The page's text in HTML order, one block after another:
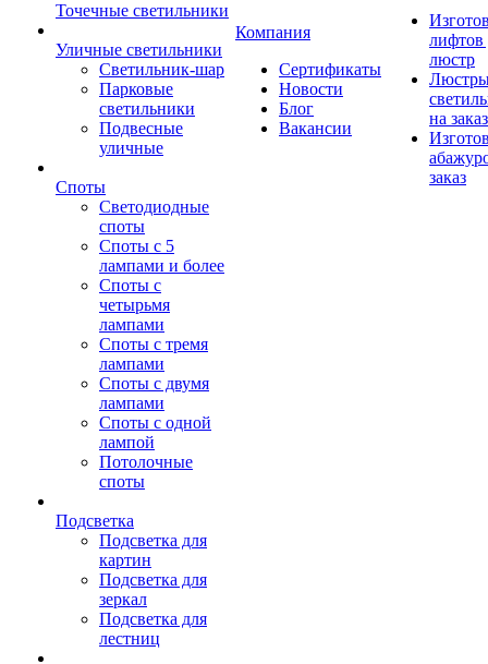
Точечные светильники
Уличные светильники
Светильник-шар
Парковые
светильники
Подвесные
уличные
Споты
Светодиодные
споты
Споты с 5
лампами и более
Споты с
четырьмя
лампами
Споты с тремя
лампами
Споты с двумя
лампами
Споты с одной
лампой
Потолочные
споты
Подсветка
Подсветка для
картин
Подсветка для
зеркал
Подсветка для
лестниц
Компания
Сертификаты
Новости
Блог
Вакансии
лифтов
люстр
на заказ
заказ